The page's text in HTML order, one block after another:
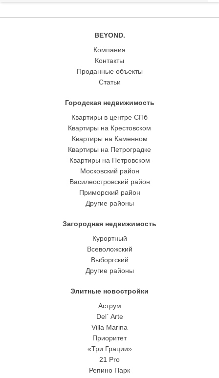
BEYOND.
Компания
Контакты
Проданные объекты
Статьи
Городская недвижимость
Квартиры в центре СПб
Квартиры на Крестовском
Квартиры на Каменном
Квартиры на Петроградке
Квартиры на Петровском
Московский район
Василеостровский район
Приморский район
Другие районы
Загородная недвижимость
Курортный
Всеволожский
Выборгский
Другие районы
Элитные новостройки
Аструм
Del` Arte
Villa Marina
Приоритет
«Три Грации»
21 Pro
Репино Парк